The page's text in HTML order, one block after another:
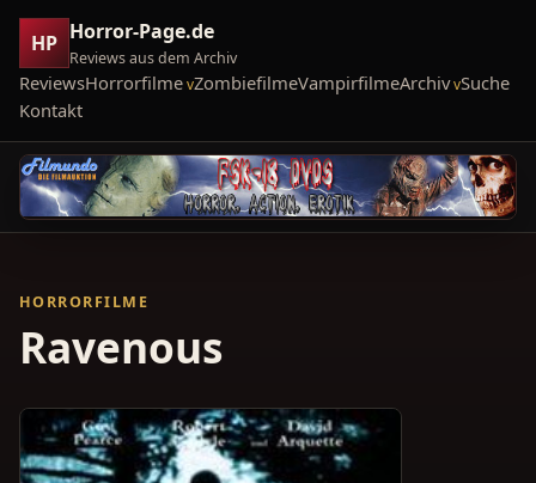
HP Horror-Page.de
Reviews aus dem Archiv
ReviewsHorrorfilme ZombiefilmeVampirfilmeArchiv Suche
Kontakt
HORRORFILME
Ravenous